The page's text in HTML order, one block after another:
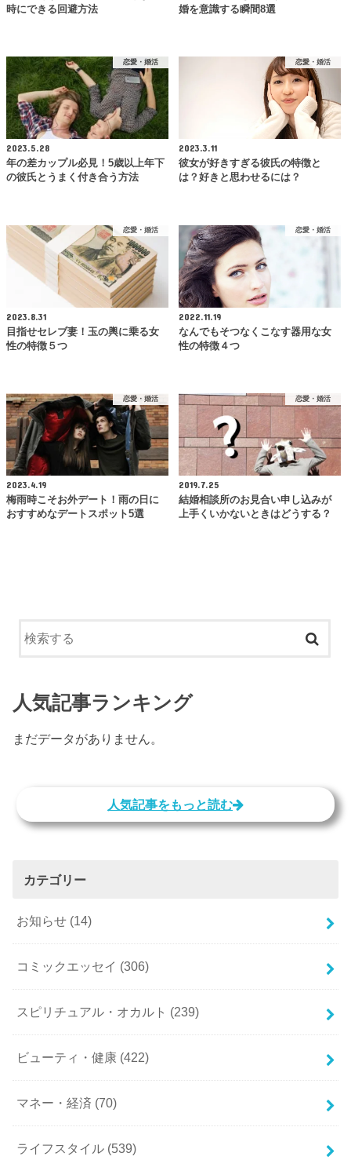
時にできる回避方法
婚を意識する瞬間8選
恋愛・婚活
2023.5.28
年の差カップル必見！5歳以上年下
の彼氏とうまく付き合う方法
恋愛・婚活
2023.3.11
彼女が好きすぎる彼氏の特徴と
は？好きと思わせるには？
恋愛・婚活
2023.8.31
目指せセレブ妻！玉の輿に乗る女
性の特徴５つ
恋愛・婚活
2022.11.19
なんでもそつなくこなす器用な女
性の特徴４つ
恋愛・婚活
2023.4.19
梅雨時こそお外デート！雨の日に
おすすめなデートスポット5選
恋愛・婚活
2019.7.25
結婚相談所のお見合い申し込みが
上手くいかないときはどうする？
人気記事ランキング
まだデータがありません。
人気記事をもっと読む
カテゴリー
お知らせ (14)
コミックエッセイ (306)
スピリチュアル・オカルト (239)
ビューティ・健康 (422)
マネー・経済 (70)
ライフスタイル (539)